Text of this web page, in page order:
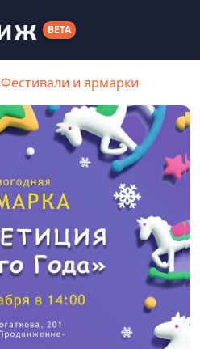
BETA
Фестивали и ярмарки